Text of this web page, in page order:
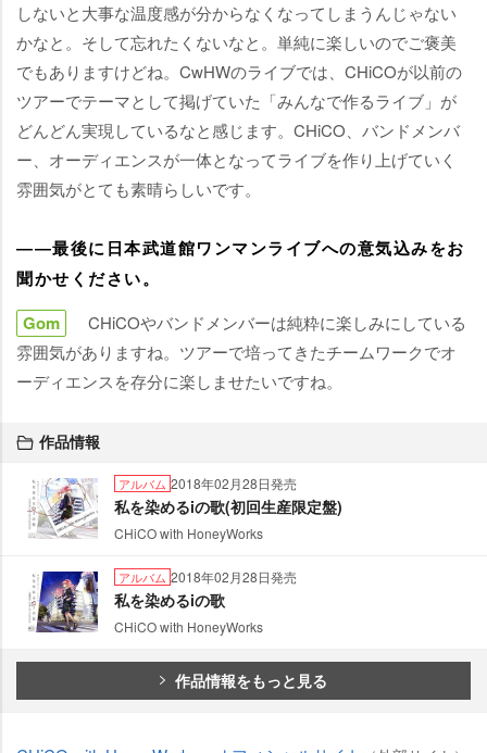
しないと大事な温度感が分からなくなってしまうんじゃない
かなと。そして忘れたくないなと。単純に楽しいのでご褒美
でもありますけどね。CwHWのライブでは、CHiCOが以前の
ツアーでテーマとして掲げていた「みんなで作るライブ」が
どんどん実現しているなと感じます。CHiCO、バンドメンバ
ー、オーディエンスが一体となってライブを作り上げていく
雰囲気がとても素晴らしいです。
――最後に日本武道館ワンマンライブへの意気込みをお
聞かせください。
Gom
CHiCOやバンドメンバーは純粋に楽しみにしている
雰囲気がありますね。ツアーで培ってきたチームワークでオ
ーディエンスを存分に楽しませたいですね。
作品情報
アルバム 2018年02月28日発売
私を染めるiの歌(初回生産限定盤)
CHiCO with HoneyWorks
アルバム 2018年02月28日発売
私を染めるiの歌
CHiCO with HoneyWorks
作品情報をもっと見る